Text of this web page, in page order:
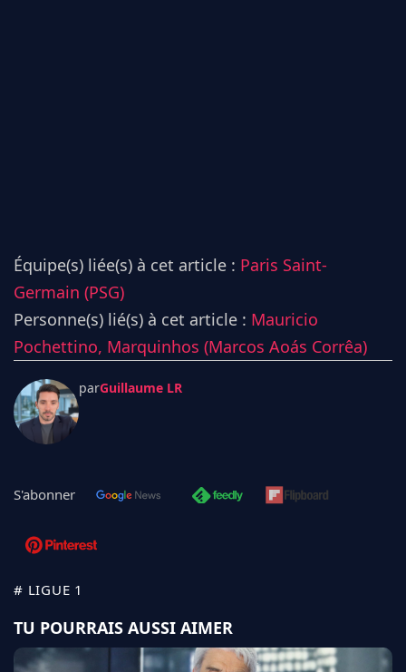
Équipe(s) liée(s) à cet article : Paris Saint-
Germain (PSG)
Personne(s) lié(s) à cet article : Mauricio
Pochettino, Marquinhos (Marcos Aoás Corrêa)
parGuillaume LR
S'abonner
# LIGUE 1
TU POURRAIS AUSSI AIMER